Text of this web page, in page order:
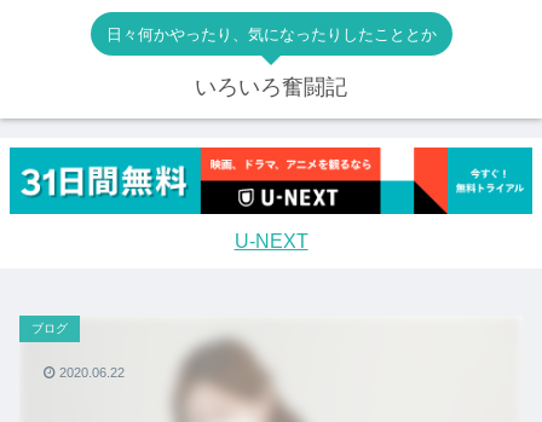
日々何かやったり、気になったりしたこととか
いろいろ奮闘記
U-NEXT
ブログ
2020.06.22